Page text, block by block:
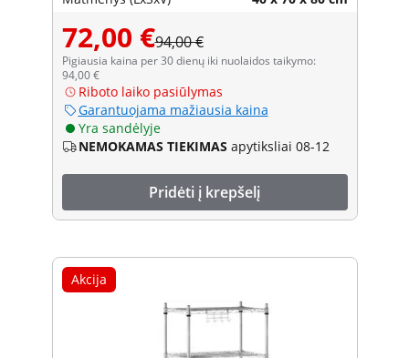
72,00 €94,00 €
Pigiausia kaina per 30 dienų iki nuolaidos taikymo:
94,00 €
Riboto laiko pasiūlymas
Garantuojama mažiausia kaina
Yra sandėlyje
NEMOKAMAS TIEKIMAS apytiksliai 08-12
Pridėti į krepšelį
Akcija